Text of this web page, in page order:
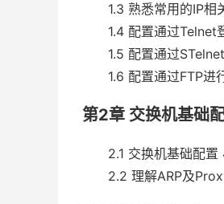
1.3 熟悉常用的IP相
1.4 配置通过Telnet
1.5 配置通过STelnet
1.6 配置通过FTP
第2章 交换机基础
2.1 交换机基础配置
2.2 理解ARP及